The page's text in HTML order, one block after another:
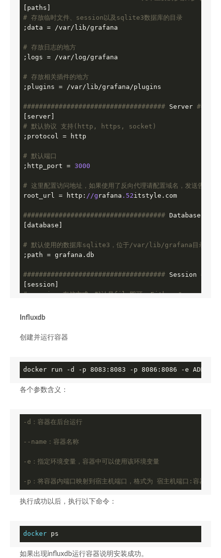
# 存放临时文件、session以及sqlite3数据库的目录
;data = /var/lib/grafana
# 存放日志的地方
;logs = /var/log/grafana
# 存放相关插件的地方
;plugins = /var/lib/grafana/plugins
#################################### Server ######
# 默认协议 支持(http, https, socket)
;protocol = http
# 默认端口
;http_port = 3000
# 这里配置访问地址，如果使用了反向代理请配置域名，发送告警通
root_url = http: //g rafana .52itstyle.com
#################################### Database
[database]
# 默认使用的数据库sqlite3，位于/var/lib/grafana目录下面
;path = grafana.db
#################################### Session
# session 存储方式，默认是file即可  Either
[smtp]
host = smtp.mxhichina.com:465
user = admin@
password =
;key_file =
;skip_verify = false
# 这里不要设置中文，否则会发送失败
Influxdb
创建并运行容器
docker run -d -p 8083:8083 -p 8086:8086 -e
各个参数含义：
-d：容器在后台运行
--name：容器名称
-e：指定环境变量，容器中可以使用该环境变量
-p：将容器内端口映射到宿主机端口，格式为 宿主机端口:容器
执行成功以后，执行以下命令：
docker ps
如果出现influxdb运行容器说明安装成功。